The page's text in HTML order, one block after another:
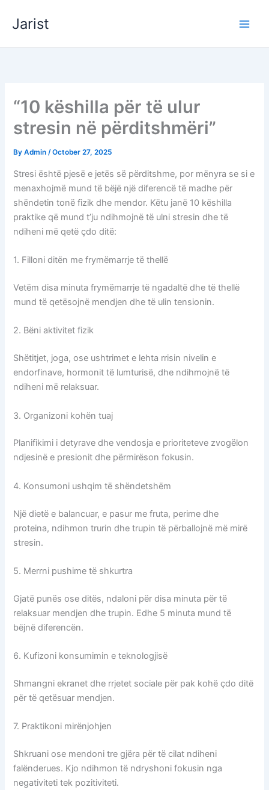
Jarist
“10 këshilla për të ulur
stresin në përditshmëri”
ByAdmin/October 27, 2025
Stresi është pjesë e jetës së përditshme, por mënyra se si e
menaxhojmë mund të bëjë një diferencë të madhe për
shëndetin tonë fizik dhe mendor. Këtu janë 10 këshilla
praktike që mund t’ju ndihmojnë të ulni stresin dhe të
ndiheni më qetë çdo ditë:
1. Filloni ditën me frymëmarrje të thellë
Vetëm disa minuta frymëmarrje të ngadaltë dhe të thellë
mund të qetësojnë mendjen dhe të ulin tensionin.
2. Bëni aktivitet fizik
Shëtitjet, joga, ose ushtrimet e lehta rrisin nivelin e
endorfinave, hormonit të lumturisë, dhe ndihmojnë të
ndiheni më relaksuar.
3. Organizoni kohën tuaj
Planifikimi i detyrave dhe vendosja e prioriteteve zvogëlon
ndjesinë e presionit dhe përmirëson fokusin.
4. Konsumoni ushqim të shëndetshëm
Një dietë e balancuar, e pasur me fruta, perime dhe
proteina, ndihmon trurin dhe trupin të përballojnë më mirë
stresin.
5. Merrni pushime të shkurtra
Gjatë punës ose ditës, ndaloni për disa minuta për të
relaksuar mendjen dhe trupin. Edhe 5 minuta mund të
bëjnë diferencën.
6. Kufizoni konsumimin e teknologjisë
Shmangni ekranet dhe rrjetet sociale për pak kohë çdo ditë
për të qetësuar mendjen.
7. Praktikoni mirënjohjen
Shkruani ose mendoni tre gjëra për të cilat ndiheni
falënderues. Kjo ndihmon të ndryshoni fokusin nga
negativiteti tek pozitiviteti.